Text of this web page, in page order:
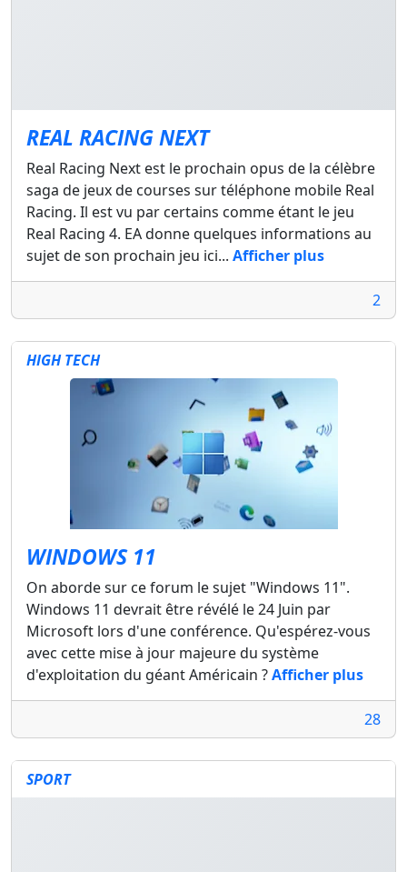
REAL RACING NEXT
Real Racing Next est le prochain opus de la célèbre
saga de jeux de courses sur téléphone mobile Real
Racing. Il est vu par certains comme étant le jeu
Real Racing 4. EA donne quelques informations au
sujet de son prochain jeu ici... Afficher plus
2
HIGH TECH
WINDOWS 11
On aborde sur ce forum le sujet "Windows 11".
Windows 11 devrait être révélé le 24 Juin par
Microsoft lors d'une conférence. Qu'espérez-vous
avec cette mise à jour majeure du système
d'exploitation du géant Américain ?Afficher plus
28
SPORT